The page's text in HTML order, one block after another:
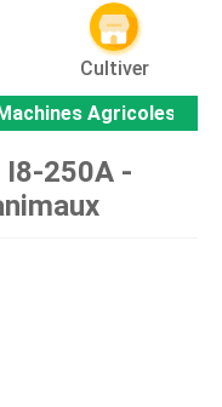
Cultiver
Agricoles
I8-250A -